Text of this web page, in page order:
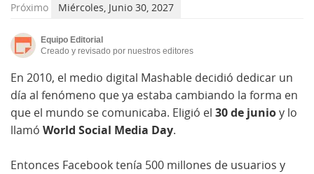
Próximo Miércoles, Junio 30, 2027
Equipo Editorial
Creado y revisado por nuestros editores
En 2010, el medio digital Mashable decidió dedicar un
día al fenómeno que ya estaba cambiando la forma en
que el mundo se comunicaba. Eligió el 30 de junioy lo
llamó World Social Media Day.
Entonces Facebook tenía 500 millones de usuarios y